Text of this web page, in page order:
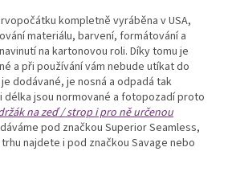
kompletně vyráběna v USA,
materiálu, barvení, formátování a
na kartonovou roli. Díky tomu je
a při používání vám nebude utíkat do
dodávané, je nosná a odpadá tak
délka jsou normované a fotopozadí proto
na zeď / strop i pro ně určenou
pod značkou Superior Seamless,
najdete i pod značkou Savage nebo